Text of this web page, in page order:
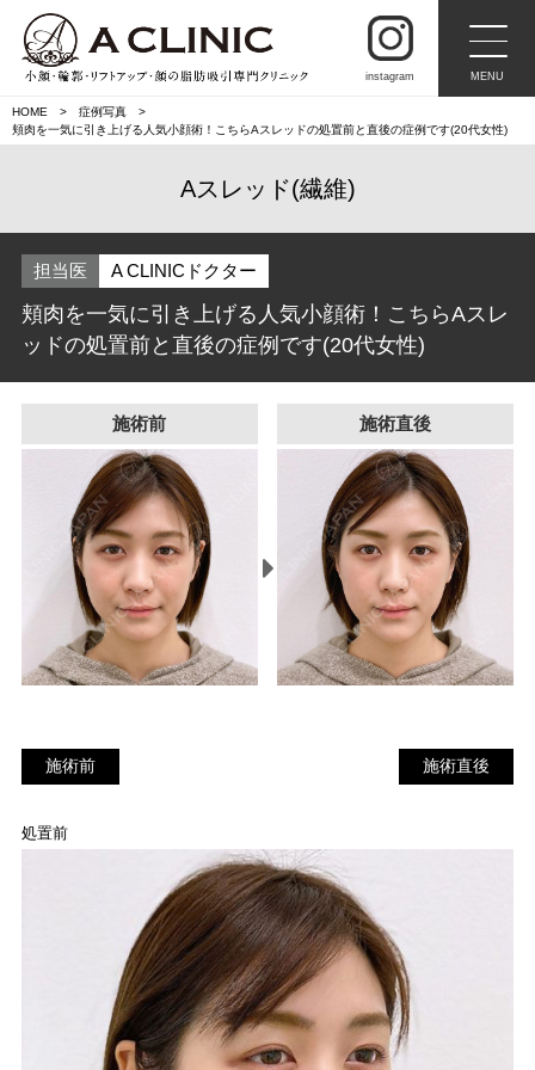
instagram MENU
HOME
症例写真
頬肉を一気に引き上げる人気小顔術！こちらAスレッドの処置前と直後の症例です(20代女性)
Aスレッド(繊維)
担当医 A CLINICドクター
頬肉を一気に引き上げる人気小顔術！こちらAスレ
ッドの処置前と直後の症例です(20代女性)
施術前 施術直後
後
施術前 施術直後
処置前